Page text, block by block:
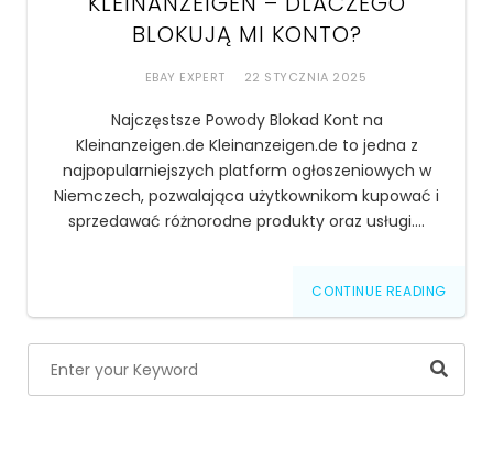
BLOKUJĄ MI KONTO?
EBAY EXPERT 22 STYCZNIA 2025
Najczęstsze Powody Blokad Kont na
Kleinanzeigen.de Kleinanzeigen.de to jedna z
najpopularniejszych platform ogłoszeniowych w
Niemczech, pozwalająca użytkownikom kupować i
sprzedawać różnorodne produkty oraz usługi.…
CONTINUE READING